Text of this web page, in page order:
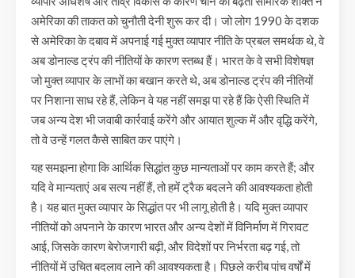
अमेरिका की ताकत को चुनौती देनी शुरू कर दी। जो लोग 1990 के दशक
से अमेरिका के दबाव में अपनाई गई मुक्त व्यापार नीति के प्रबल समर्थक थे, वे
अब डोनाल्ड ट्रंप की नीतियों के कारण स्तब्ध हैं। भारत के वे सभी विशेषज्ञ
जो मुक्त व्यापार के लाभों का बखान करते थे, अब डोनाल्ड ट्रंप की नीतियों
पर निशाना साध रहे हैं, लेकिन वे यह नहीं समझ पा रहे हैं कि ऐसी स्थिति में
जब अन्य देश भी जवाबी कार्रवाई करेंगे और आयात शुल्क में और वृद्धि करेंगे,
तो वे उन्हें गलत कैसे साबित कर पाएंगे।
यह समझना होगा कि आर्थिक सिद्धांत कुछ मान्यताओं पर काम करते हैं; और
यदि वे मान्यताएं अब सत्य नहीं हैं, तो हमें ट्रैक बदलने की आवश्यकता होती
है। यह बात मुक्त व्यापार के सिद्धांत पर भी लागू होती है। यदि मुक्त व्यापार
नीतियों को अपनाने के कारण भारत और अन्य देशों में विनिर्माण में गिरावट
आई, जिसके कारण बेरोजगारी बढ़ी, और विदेशों पर निर्भरता बढ़ गई, तो
नीतियों में उचित बदलाव लाने की आवश्यकता है। पिछले करीब पांच वर्षों में